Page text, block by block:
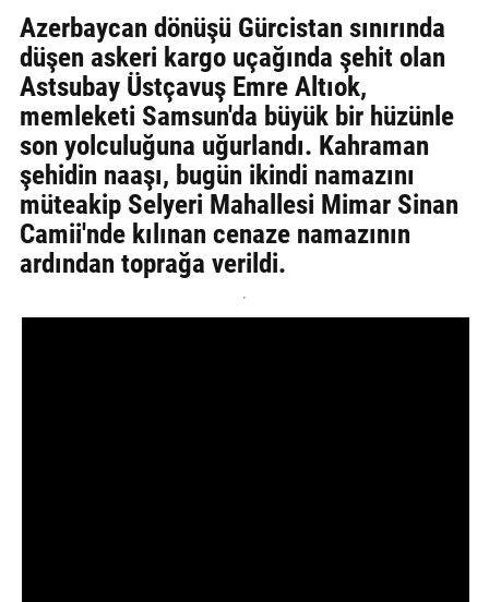
Gizlilik
Politikası
Azerbaycan dönüşü Gürcistan sınırında
düşen askeri kargo uçağında şehit olan
Astsubay Üstçavuş Emre Altıok,
memleketi Samsun'da büyük bir hüzünle
son yolculuğuna uğurlandı. Kahraman
şehidin naaşı, bugün ikindi namazını
müteakip Selyeri Mahallesi Mimar Sinan
Camii'nde kılınan cenaze namazının
ardından toprağa verildi.